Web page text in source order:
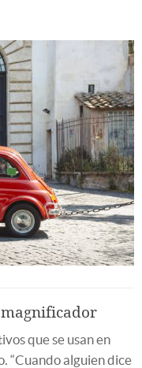
que se usan en
“Cuando alguien dice